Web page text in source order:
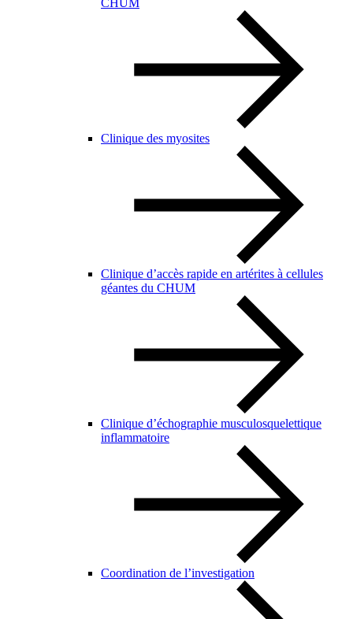
CHUM
Clinique des myosites
Clinique d’accès rapide en artérites à cellules
géantes du CHUM
Clinique d’échographie musculosquelettique
inflammatoire
Coordination de l’investigation